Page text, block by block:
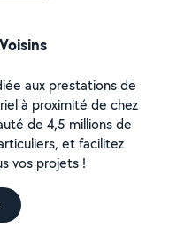
aux prestations de
à proximité de chez
de 4,5 millions de
et facilitez
vos projets !